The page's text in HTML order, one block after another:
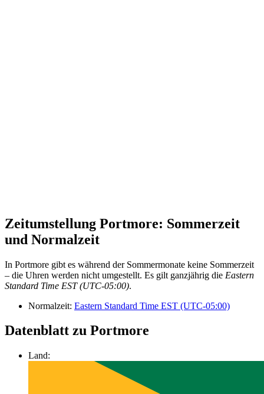
Zeitumstellung Portmore: Sommerzeit
und Normalzeit
In Portmore gibt es während der Sommermonate keine Sommerzeit
– die Uhren werden nicht umgestellt. Es gilt ganzjährig die Eastern
Standard Time EST (UTC-05:00).
Normalzeit: Eastern Standard Time EST (UTC-05:00)
Datenblatt zu Portmore
Land: